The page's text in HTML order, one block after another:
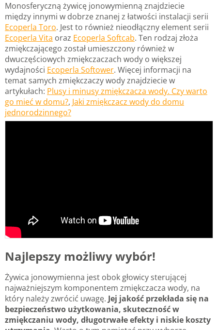
Monosferyczną żywicę jonowymienną znajdziecie
między innymi w dobrze znanej z łatwości instalacji serii
Ecoperla Toro. Jest to również nieodłączny element serii
Ecoperla Vita oraz Ecoperla Softcab. Ten rodzaj złoża
zmiękczającego został umieszczony również w
dwuczęściowych zmiękczaczach wody o większej
wydajności Ecoperla Softower. Więcej informacji na
temat samych zmiękczaczy wody znajdziecie w
artykułach: Plusy i minusy zmiękczacza wody. Czy warto
go mieć w domu?, Jaki zmiękczacz wody do domu
jednorodzinnego?
Najlepszy możliwy wybór!
Żywica jonowymienna jest obok głowicy sterującej
najważniejszym komponentem zmiękczacza wody, na
który należy zwrócić uwagę. Jej jakość przekłada się na
bezpieczeństwo użytkowania, skuteczność w
zmiękczaniu wody, długotrwałe efekty i niskie koszty